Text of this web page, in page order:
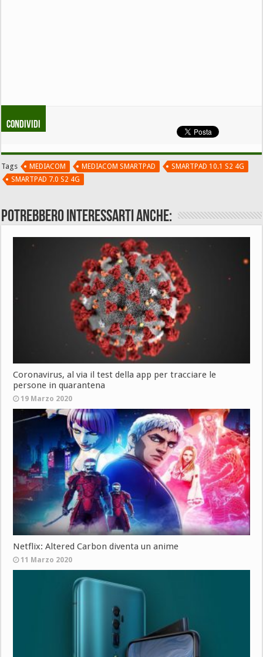
Condividi
Tags MEDIACOM MEDIACOM SMARTPAD
SMARTPAD 10.1 S2 4G
SMARTPAD 7.0 S2 4G
Potrebbero interessarti anche:
Coronavirus, al via il test della app per tracciare le
persone in quarantena
19 Marzo 2020
Netflix: Altered Carbon diventa un anime
11 Marzo 2020